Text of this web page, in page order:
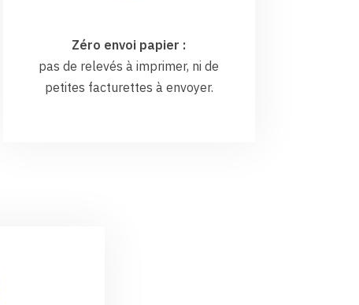
Zéro envoi papier :
pas de relevés à imprimer, ni de
petites facturettes à envoyer.